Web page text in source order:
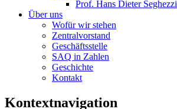
Prof. Hans Dieter Seghezzi
Über uns
Wofür wir stehen
Zentralvorstand
Geschäftsstelle
SAQ in Zahlen
Geschichte
Kontakt
Kontextnavigation